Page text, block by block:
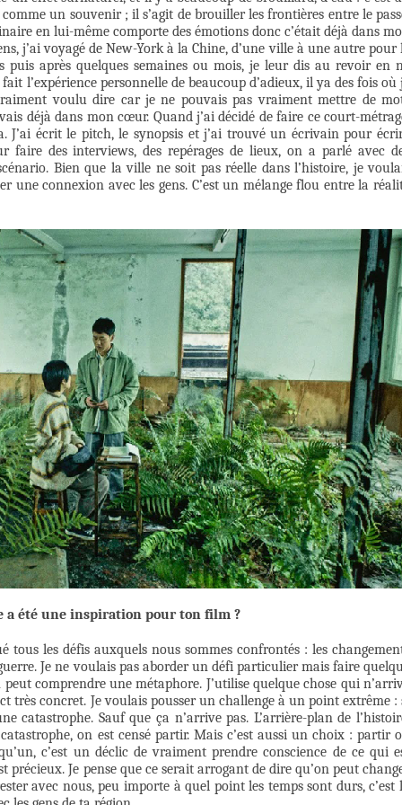
un souvenir ; il s’agit de brouiller les frontières entre le
en lui-même comporte des émotions donc c’était déjà dans
j’ai voyagé de New-York à la Chine, d’une ville à une autre pour
puis après quelques semaines ou mois, je leur dis au revoir en
l’expérience personnelle de beaucoup d’adieux, il ya des fois où
voulu dire car je ne pouvais pas vraiment mettre de
déjà dans mon cœur. Quand j’ai décidé de faire ce court-
J’ai écrit le pitch, le synopsis et j’ai trouvé un écrivain pour
des interviews, des repérages de lieux, on a parlé avec
Bien que la ville ne soit pas réelle dans l’histoire, je
une connexion avec les gens. C’est un mélange flou entre la
a été une inspiration pour ton film ?
tous les défis auxquels nous sommes confrontés : les
Je ne voulais pas aborder un défi particulier mais faire
comprendre une métaphore. J’utilise quelque chose qui
très concret. Je voulais pousser un challenge à un point extrême :
catastrophe. Sauf que ça n’arrive pas. L’arrière-plan de
on est censé partir. Mais c’est aussi un choix : partir
c’est un déclic de vraiment prendre conscience de ce qui
Je pense que ce serait arrogant de dire qu’on peut
avec nous, peu importe à quel point les temps sont durs, c’est